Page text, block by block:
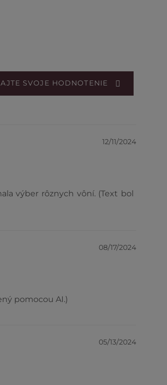
SVOJE HODNOTENIE
12/11/2024
výber rôznych vôní. (Text bol
08/17/2024
pomocou AI.)
05/13/2024